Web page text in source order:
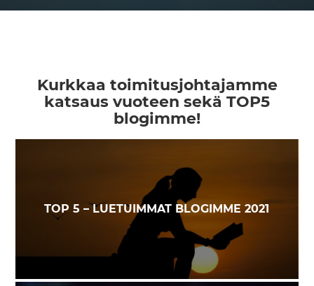
Kurkkaa toimitusjohtajamme
katsaus vuoteen sekä TOP5
blogimme!
TOP 5 – LUETUIMMAT BLOGIMME 2021